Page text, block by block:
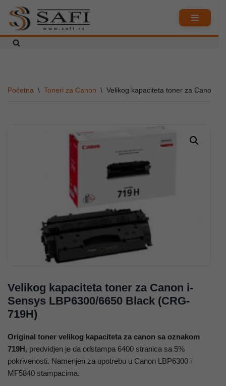
Skoči
na
Početna \ Toneri za Canon \ Velikog kapaciteta toner za Canon i-
Velikog kapaciteta toner za Canon i-
Sensys LBP6300/6650 Black (CRG-
719H)
Original toner velikog kapaciteta za canon sa oznakom
719H, predvidjen je da odstampa 6400 stranica sa 5%
pokrivenosti. Namenjen za upotrebu u Canon LBP6300 i
MF5840 stampacima.